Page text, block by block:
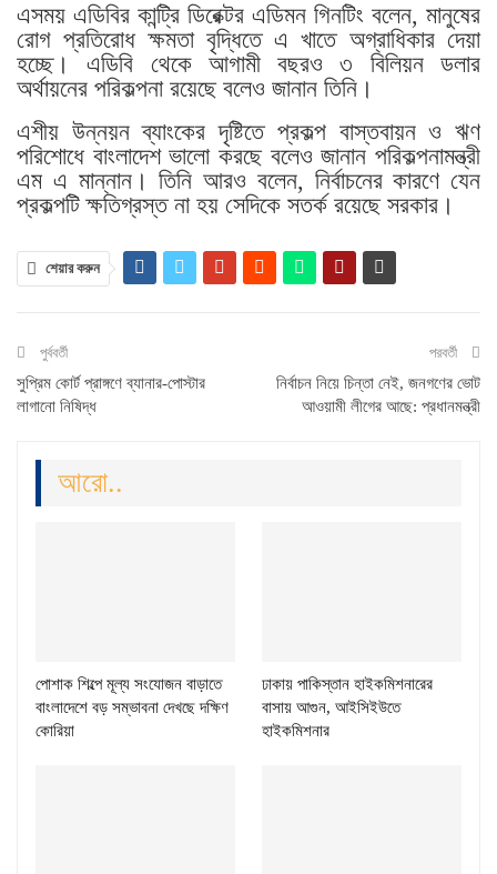
এসময় এডিবির কান্ট্রি ডিরেক্টর এডিমন গিনটিং বলেন, মানুষের
রোগ প্রতিরোধ ক্ষমতা বৃদ্ধিতে এ খাতে অগ্রাধিকার দেয়া
হচ্ছে। এডিবি থেকে আগামী বছরও ৩ বিলিয়ন ডলার
অর্থায়নের পরিকল্পনা রয়েছে বলেও জানান তিনি।
এশীয় উন্নয়ন ব্যাংকের দৃষ্টিতে প্রকল্প বাস্তবায়ন ও ঋণ
পরিশোধে বাংলাদেশ ভালো করছে বলেও জানান পরিকল্পনামন্ত্রী
এম এ মান্নান। তিনি আরও বলেন, নির্বাচনের কারণে যেন
প্রকল্পটি ক্ষতিগ্রস্ত না হয় সেদিকে সতর্ক রয়েছে সরকার।
শেয়ার করুন
পুর্ববর্তী
সুপ্রিম কোর্ট প্রাঙ্গণে ব্যানার-পোস্টার
লাগানো নিষিদ্ধ
পরবর্তী
নির্বাচন নিয়ে চিন্তা নেই, জনগণের ভোট
আওয়ামী লীগের আছে: প্রধানমন্ত্রী
আরো..
পোশাক শিল্পে মূল্য সংযোজন বাড়াতে
বাংলাদেশে বড় সম্ভাবনা দেখছে দক্ষিণ
কোরিয়া
ঢাকায় পাকিস্তান হাইকমিশনারের
বাসায় আগুন, আইসিইউতে
হাইকমিশনার